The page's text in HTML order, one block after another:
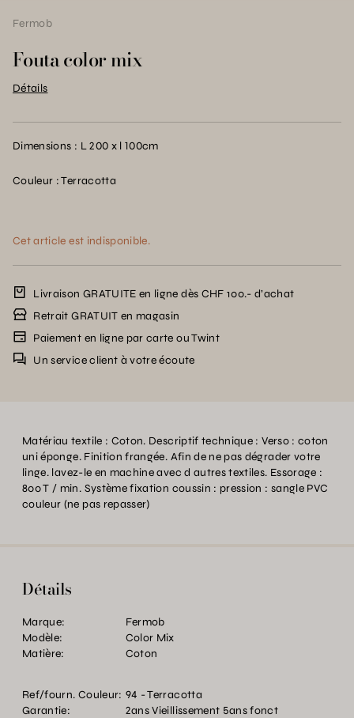
Fermob
Fouta color mix
Détails
Dimensions : L 200 x l 100cm
Couleur : Terracotta
Cet article est indisponible.
Livraison GRATUITE en ligne dès CHF 100.- d’achat
Retrait GRATUIT en magasin
Paiement en ligne par carte ou Twint
Un service client à votre écoute
Matériau textile : Coton. Descriptif technique : Verso : coton
uni éponge. Finition frangée. Afin de ne pas dégrader votre
linge. lavez-le en machine avec d autres textiles. Essorage :
800 T / min. Système fixation coussin : pression : sangle PVC
couleur (ne pas repasser)
Détails
Marque:
Fermob
Modèle:
Color Mix
Matière:
Coton
Ref/fourn. Couleur: 94 - Terracotta
Garantie:
2ans Vieillissement 5ans fonct